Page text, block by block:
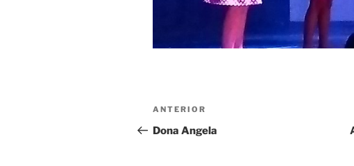
Navegação
de
Post
anterior
ANTERIOR
Dona Angela